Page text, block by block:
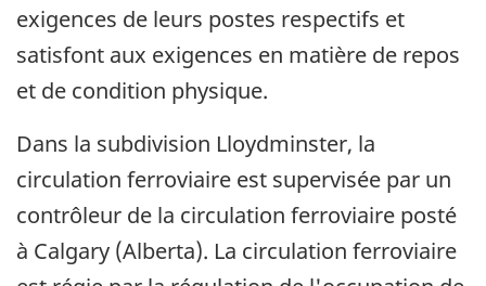
exigences de leurs postes respectifs et
satisfont aux exigences en matière de repos
et de condition physique.
Dans la subdivision Lloydminster, la
circulation ferroviaire est supervisée par un
contrôleur de la circulation ferroviaire posté
à Calgary (Alberta). La circulation ferroviaire